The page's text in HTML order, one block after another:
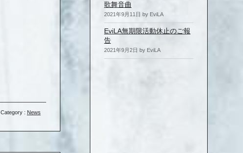
Category : News
歌舞音曲
2021年9月11日 by EviLA
EviLA無期限活動休止のご報
告
2021年9月2日 by EviLA